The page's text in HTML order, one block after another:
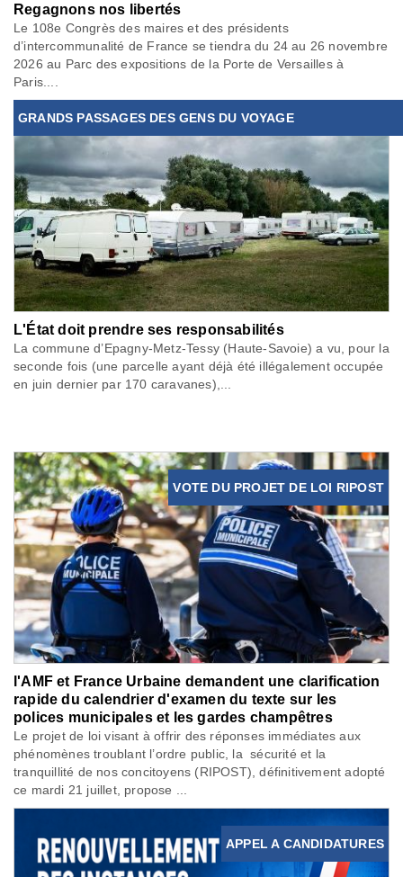
Regagnons nos libertés
Le 108e Congrès des maires et des présidents
d’intercommunalité de France se tiendra du 24 au 26 novembre
2026 au Parc des expositions de la Porte de Versailles à
Paris....
GRANDS PASSAGES DES GENS DU VOYAGE
L'État doit prendre ses responsabilités
La commune d’Epagny-Metz-Tessy (Haute-Savoie) a vu, pour la
seconde fois (une parcelle ayant déjà été illégalement occupée
en juin dernier par 170 caravanes),...
VOTE DU PROJET DE LOI RIPOST
l'AMF et France Urbaine demandent une clarification
rapide du calendrier d'examen du texte sur les
polices municipales et les gardes champêtres
Le projet de loi visant à offrir des réponses immédiates aux
phénomènes troublant l’ordre public, la sécurité et la
tranquillité de nos concitoyens (RIPOST), définitivement adopté
ce mardi 21 juillet, propose ...
APPEL A CANDIDATURES